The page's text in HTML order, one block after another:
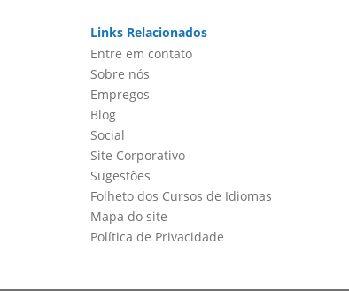
Links Relacionados
Entre em contato
Sobre nós
Empregos
Blog
Social
Site Corporativo
Sugestões
Folheto dos Cursos de Idiomas
Mapa do site
Política de Privacidade